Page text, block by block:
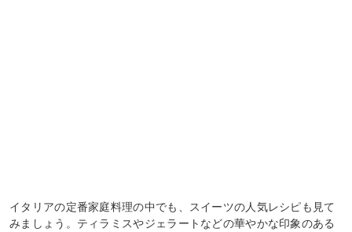
イタリアの定番家庭料理の中でも、スイーツの人気レシピも見て
みましょう。ティラミスやジェラートなどの華やかな印象のある